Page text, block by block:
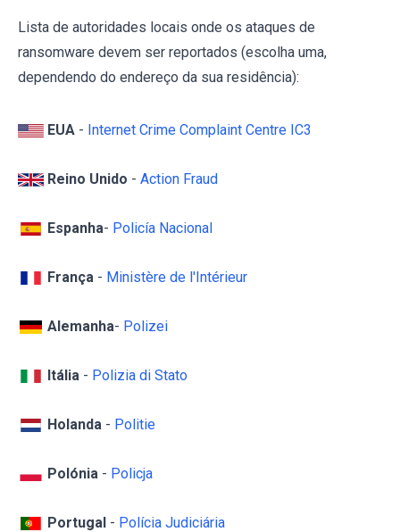
Lista de autoridades locais onde os ataques de
ransomware devem ser reportados (escolha uma,
dependendo do endereço da sua residência):
EUA - Internet Crime Complaint Centre IC3
Reino Unido - Action Fraud
Espanha- Policía Nacional
França - Ministère de l'Intérieur
Alemanha- Polizei
Itália - Polizia di Stato
Holanda - Politie
Polónia - Policja
Portugal - Polícia Judiciária